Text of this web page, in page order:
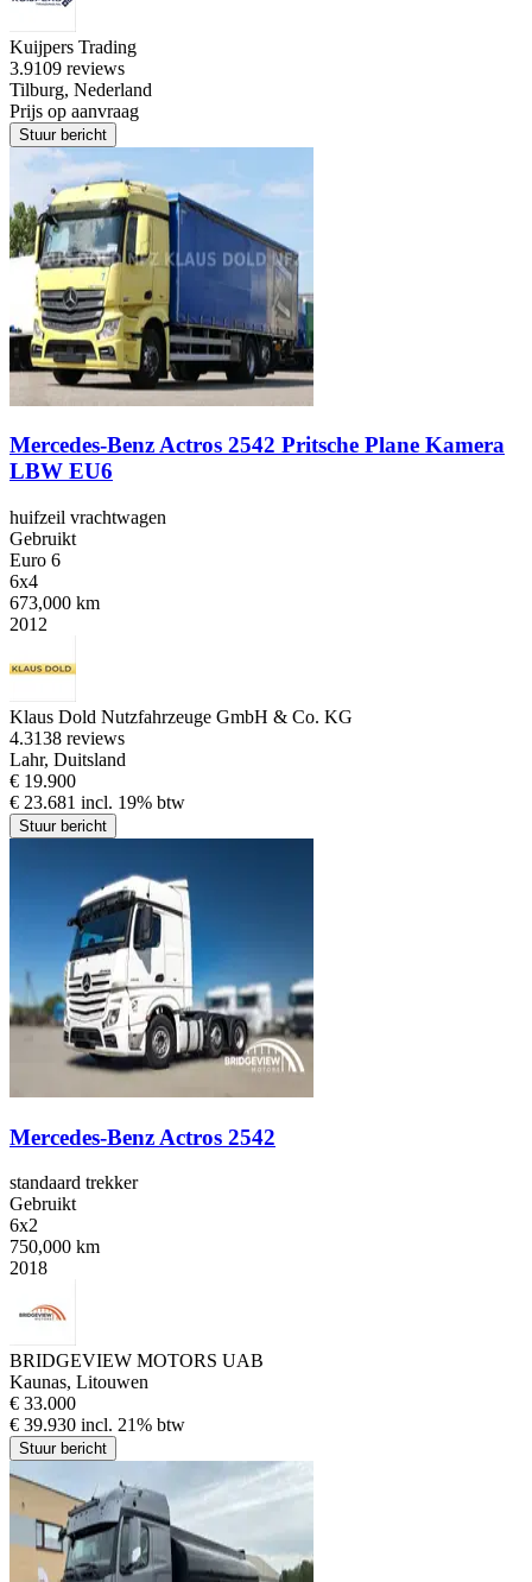
Kuijpers Trading
3.9109 reviews
Tilburg, Nederland
Prijs op aanvraag
Stuur bericht
Mercedes-Benz Actros 2542 Pritsche Plane Kamera
LBW EU6
huifzeil vrachtwagen
Gebruikt
Euro 6
6x4
673,000 km
2012
Klaus Dold Nutzfahrzeuge GmbH & Co. KG
4.3138 reviews
Lahr, Duitsland
€ 19.900
€ 23.681 incl. 19% btw
Stuur bericht
Mercedes-Benz Actros 2542
standaard trekker
Gebruikt
6x2
750,000 km
2018
BRIDGEVIEW MOTORS UAB
Kaunas, Litouwen
€ 33.000
€ 39.930 incl. 21% btw
Stuur bericht